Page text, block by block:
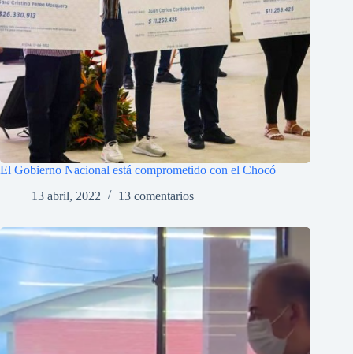
El Gobierno Nacional está comprometido con el Chocó
13 abril, 2022
13 comentarios